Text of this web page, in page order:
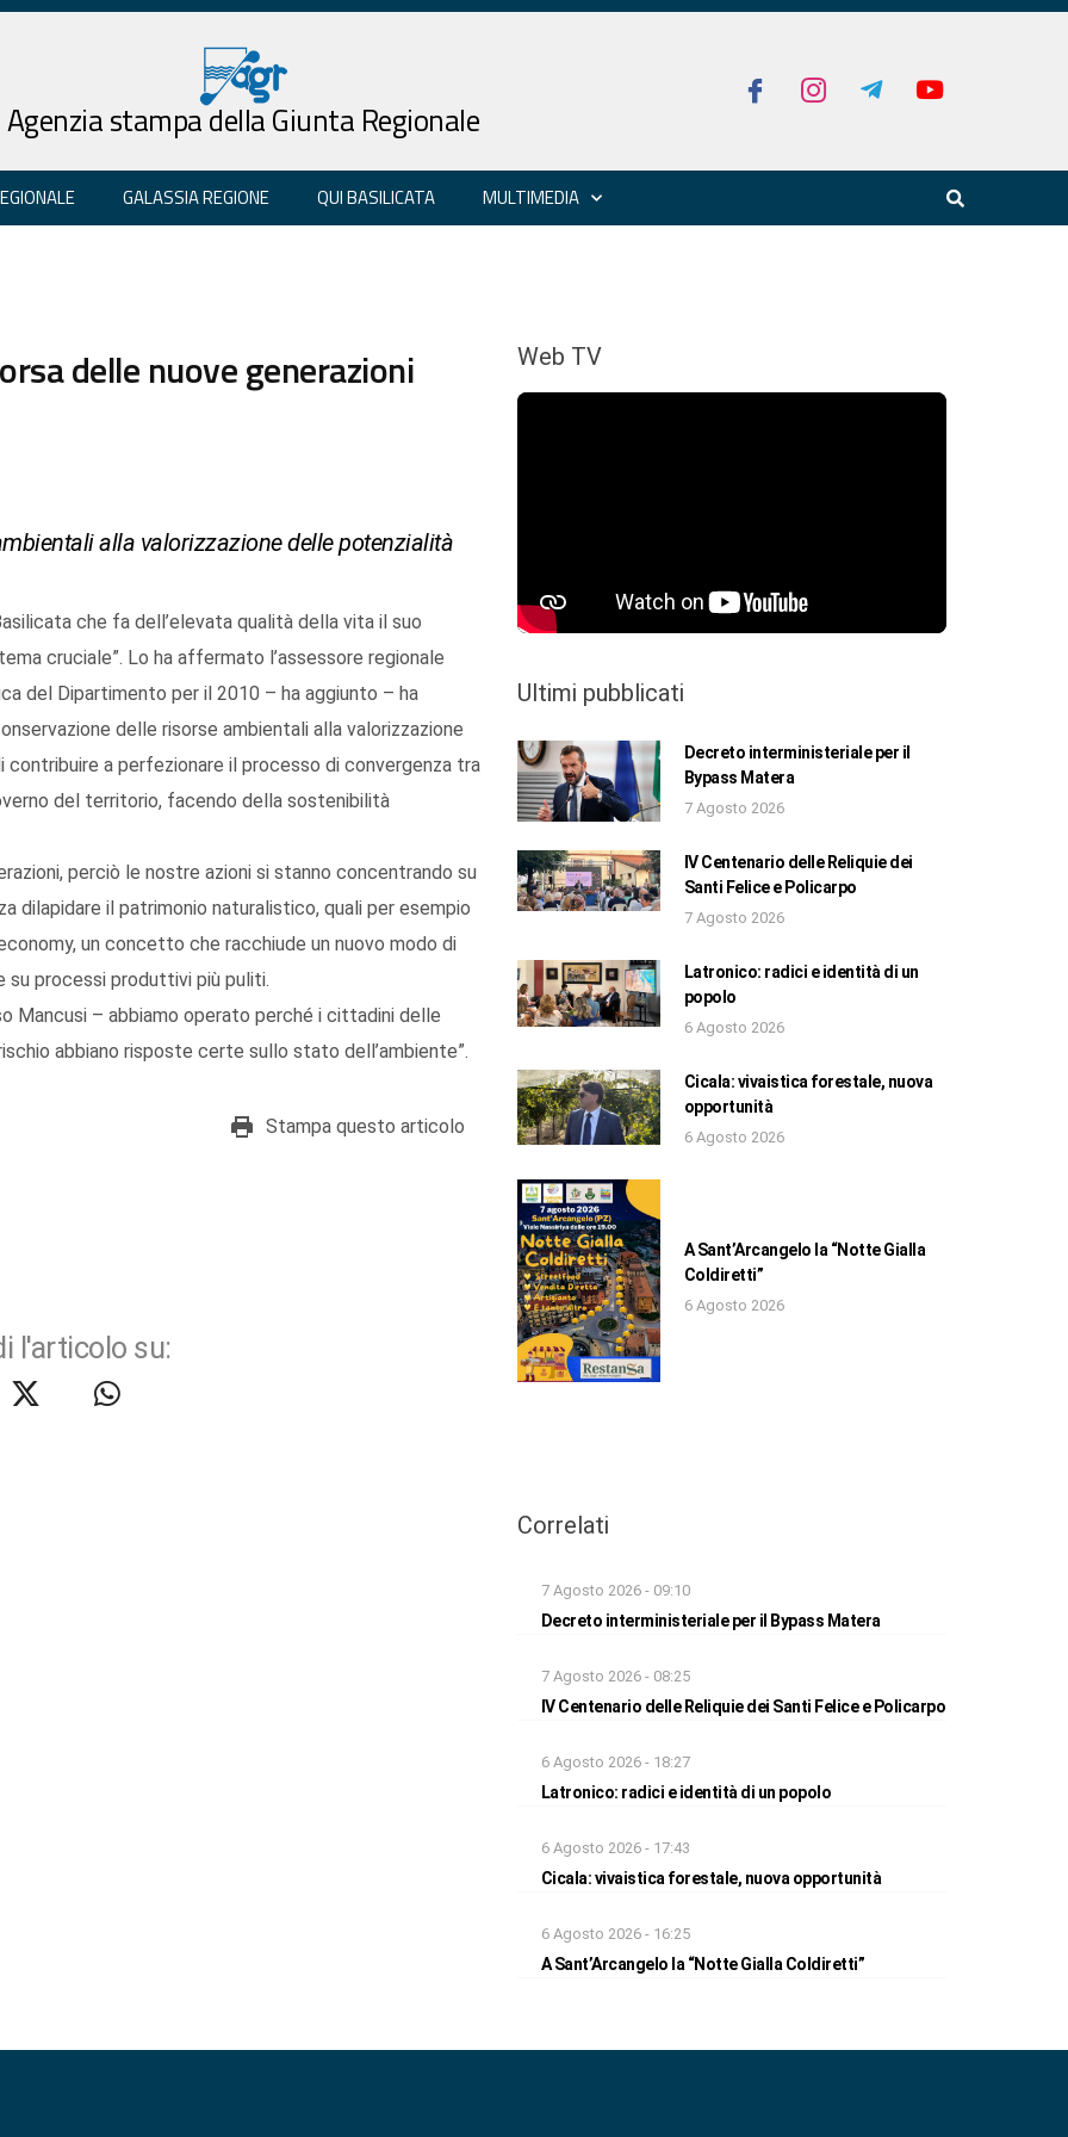
Agenzia stampa della Giunta Regionale
GALASSIA REGIONE QUI BASILICATA MULTIMEDIA
delle nuove generazioni
alla valorizzazione delle potenzialità
che fa dell’elevata qualità della vita il suo
cruciale”. Lo ha affermato l’assessore regionale
del Dipartimento per il 2010 – ha aggiunto – ha
delle risorse ambientali alla valorizzazione
a perfezionare il processo di convergenza tra
del territorio, facendo della sostenibilità
perciò le nostre azioni si stanno concentrando su
dilapidare il patrimonio naturalistico, quali per esempio
un concetto che racchiude un nuovo modo di
su processi produttivi più puliti.
Mancusi – abbiamo operato perché i cittadini delle
abbiano risposte certe sullo stato dell’ambiente”.
Stampa questo articolo
l'articolo su:
Web TV
Ultimi pubblicati
Decreto interministeriale per il
Bypass Matera
7 Agosto 2026
IV Centenario delle Reliquie dei
Santi Felice e Policarpo
7 Agosto 2026
Latronico: radici e identità di un
popolo
6 Agosto 2026
Cicala: vivaistica forestale, nuova
opportunità
6 Agosto 2026
A Sant’Arcangelo la “Notte Gialla
Coldiretti”
6 Agosto 2026
Correlati
7 Agosto 2026 - 09:10
Decreto interministeriale per il Bypass Matera
7 Agosto 2026 - 08:25
IV Centenario delle Reliquie dei Santi Felice e Policarpo
6 Agosto 2026 - 18:27
Latronico: radici e identità di un popolo
6 Agosto 2026 - 17:43
Cicala: vivaistica forestale, nuova opportunità
6 Agosto 2026 - 16:25
A Sant’Arcangelo la “Notte Gialla Coldiretti”